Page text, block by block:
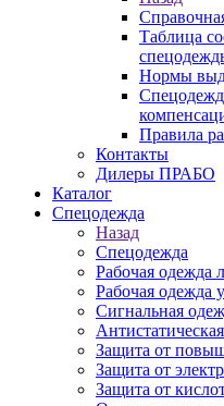
Таблица
Нормы
Правила
Контакты
Дилеры ПРАБО
Каталог
Спецодежда
Назад
Спецодежда
Рабочая одежда
Рабочая одежда
Сигнальная
Защита от
Защита от
Защита от